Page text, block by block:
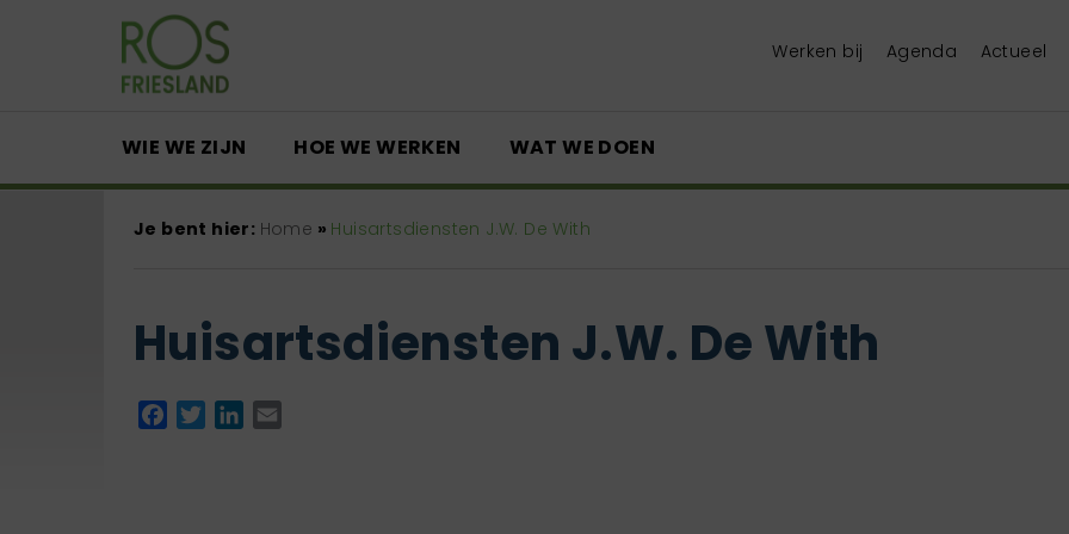
Werken bij Agenda Actueel
WIE WE ZIJN HOE WE WERKEN WAT WE DOEN
Je bent hier: Home » Huisartsdiensten J.W. De With
Huisartsdiensten J.W. De With
Facebook
TwitterLinkedIn